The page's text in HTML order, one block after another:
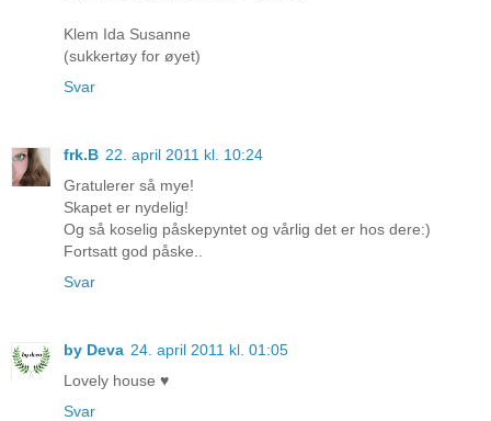
Klem Ida Susanne
(sukkertøy for øyet)
Svar
frk.B 22. april 2011 kl. 10:24
Gratulerer så mye!
Skapet er nydelig!
Og så koselig påskepyntet og vårlig det er hos dere:)
Fortsatt god påske..
Svar
by Deva 24. april 2011 kl. 01:05
Lovely house ♥
Svar